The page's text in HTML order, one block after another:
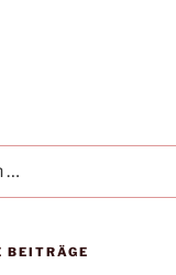
BEITRÄGE